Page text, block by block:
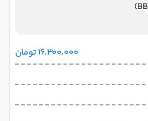
۱۶٬۳۰۰٬۰۰۰ تومان